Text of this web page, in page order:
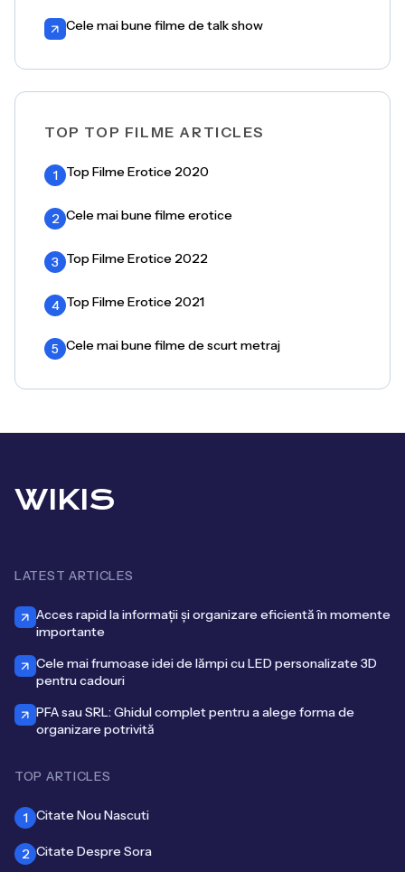
Cele mai bune filme de talk show
TOP TOP FILME ARTICLES
1 Top Filme Erotice 2020
2 Cele mai bune filme erotice
3 Top Filme Erotice 2022
4 Top Filme Erotice 2021
5 Cele mai bune filme de scurt metraj
WIKIS
LATEST ARTICLES
Acces rapid la informații și organizare eficientă în momente
importante
Cele mai frumoase idei de lămpi cu LED personalizate 3D
pentru cadouri
PFA sau SRL: Ghidul complet pentru a alege forma de
organizare potrivită
TOP ARTICLES
1 Citate Nou Nascuti
2 Citate Despre Sora